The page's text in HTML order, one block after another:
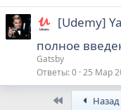
[Udemy]
полное
Gatsby
Ответы 0 25 Мар
Назад